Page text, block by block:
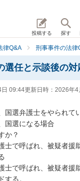
投稿する 探す
律Q&A 刑事事件の法律
選任と示談後の
09:44更新日時： 2026年4
国選弁護士をやられて
国選になる場合
か？
士で呼ばれ、被疑者援
士で呼ばれ、被疑者援
する。